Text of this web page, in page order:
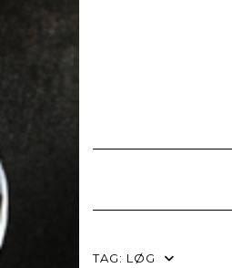
TAG: LØG